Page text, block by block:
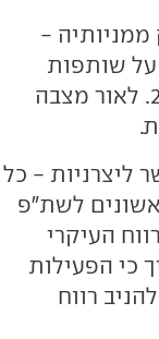
-
על שותפות
באיחוד, וצפויה לעשות זאת עד סוף ינואר 2025. לאור מצבה
ליצרניות - כל
לשת"פ
העיקרי
כי הפעילות
רווח